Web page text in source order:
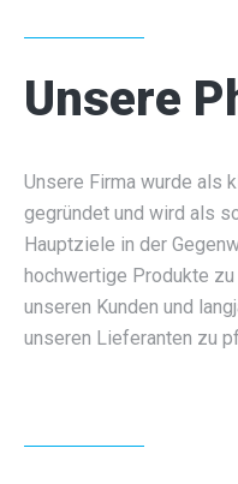
Unsere
Unsere Firma wurde als
gegründet und wird als
Hauptziele in der
hochwertige Produkte
unseren Kunden und
unseren Lieferanten zu